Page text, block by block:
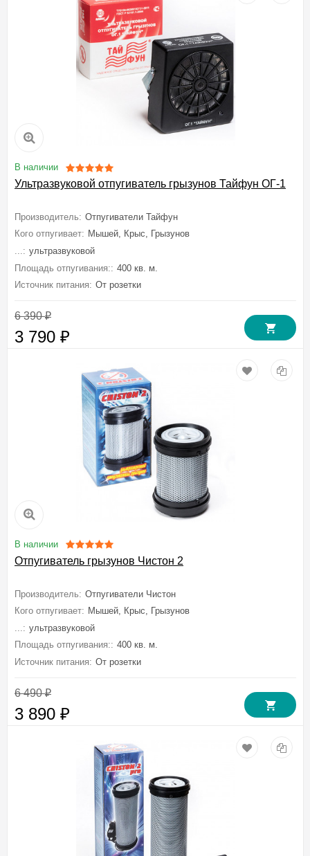
В наличии
Ультразвуковой отпугиватель грызунов Тайфун ОГ-1
Производитель: Отпугиватели Тайфун
Кого отпугивает: Мышей, Крыс, Грызунов
...: ультразвуковой
Площадь отпугивания:: 400 кв. м.
Источник питания: От розетки
6 390₽
3 790 ₽
В наличии
Отпугиватель грызунов Чистон 2
Производитель: Отпугиватели Чистон
Кого отпугивает: Мышей, Крыс, Грызунов
...: ультразвуковой
Площадь отпугивания:: 400 кв. м.
Источник питания: От розетки
6 490₽
3 890 ₽